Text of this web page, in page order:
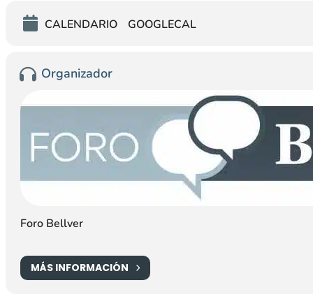
CALENDARIO GOOGLECAL
Organizador
Foro Bellver
MÁS INFORMACIÓN